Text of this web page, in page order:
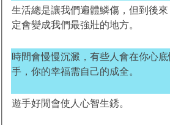
生活總是讓我們遍體鱗傷，但到後
定會變成我們最強壯的地方。
時間會慢慢沉澱，有些人會在你心
手，你的幸福需自己的成全。
遊手好閒會使人心智生銹。